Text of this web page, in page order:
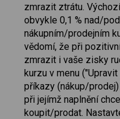
zmrazit ztrátu.
obvykle 0,1 % nad/
nákupním/prodejním
vědomí, že při
zmrazit i vaše zisky
kurzu v menu
příkazy (nákup/
při jejímž naplnění
koupit/prodat.